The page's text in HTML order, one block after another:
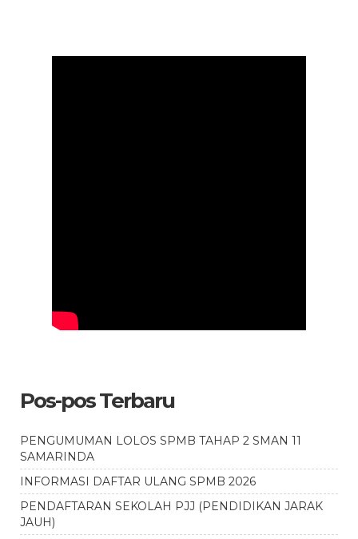
Pos-pos Terbaru
PENGUMUMAN LOLOS SPMB TAHAP 2 SMAN 11
SAMARINDA
INFORMASI DAFTAR ULANG SPMB 2026
PENDAFTARAN SEKOLAH PJJ (PENDIDIKAN JARAK
JAUH)